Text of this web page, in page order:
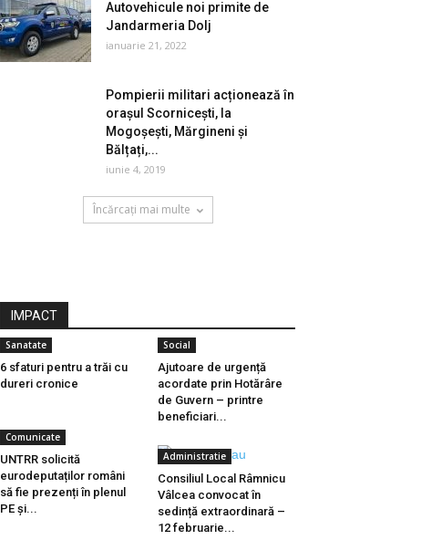
Autovehicule noi primite de
Jandarmeria Dolj
ianuarie 21, 2022
Pompierii militari acționează în
orașul Scornicești, la
Mogoșești, Mărgineni și
Bălțați,...
iunie 4, 2019
Încărcați mai multe
IMPACT
Sanatate
6 sfaturi pentru a trăi cu
dureri cronice
Social
Ajutoare de urgență
acordate prin Hotărâre
de Guvern – printre
beneficiari...
Comunicate
UNTRR solicită
eurodeputaților români
să fie prezenți în plenul
PE și...
Administratie
Consiliul Local Râmnicu
Vâlcea convocat în
sedință extraordinară –
12 februarie...